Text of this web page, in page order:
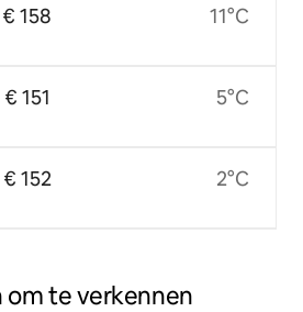
€ 158
€ 151
€ 152
11°C
5°C
2°C
te verkennen